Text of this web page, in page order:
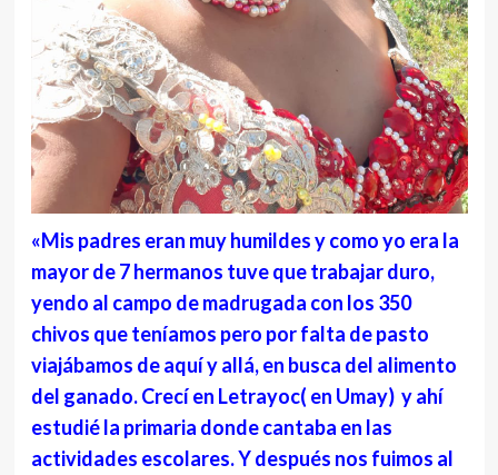
«Mis padres eran muy humildes y como yo era la
mayor de 7 hermanos tuve que trabajar duro,
yendo al campo de madrugada con los 350
chivos que teníamos pero por falta de pasto
viajábamos de aquí y allá, en busca del alimento
del ganado. Crecí en Letrayoc( en Umay) y ahí
estudié la primaria donde cantaba en las
actividades escolares. Y después nos fuimos al